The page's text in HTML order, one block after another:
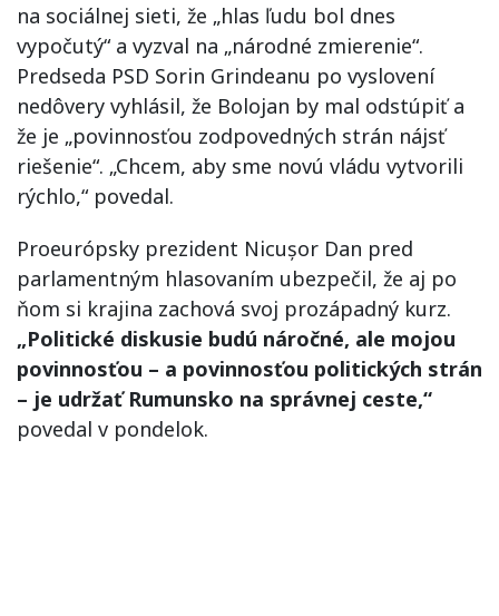
na sociálnej sieti, že „hlas ľudu bol dnes
vypočutý“ a vyzval na „národné zmierenie“.
Predseda PSD Sorin Grindeanu po vyslovení
nedôvery vyhlásil, že Bolojan by mal odstúpiť a
že je „povinnosťou zodpovedných strán nájsť
riešenie“. „Chcem, aby sme novú vládu vytvorili
rýchlo,“ povedal.
Proeurópsky prezident Nicușor Dan pred
parlamentným hlasovaním ubezpečil, že aj po
ňom si krajina zachová svoj prozápadný kurz.
„Politické diskusie budú náročné, ale mojou
povinnosťou – a povinnosťou politických strán
– je udržať Rumunsko na správnej ceste,“
povedal v pondelok.